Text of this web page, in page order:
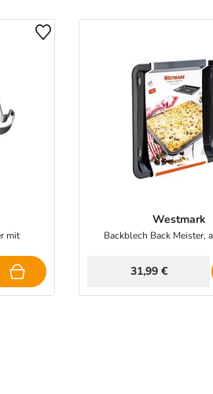
mit
Westmark
Backblech Back Meister,
31,99 €